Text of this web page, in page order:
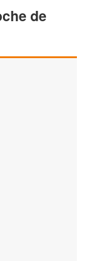
de